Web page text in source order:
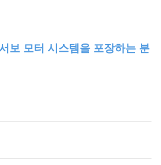
보 모터 시스템을 포장하는 분